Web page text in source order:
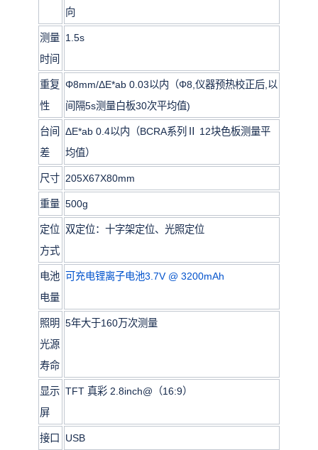
向
测量
时间
1.5s
重复
性
Φ8mm/ΔE*ab 0.03以内（Φ8,仪器预热校正后,以
间隔5s测量白板30次平均值)
台间
差
ΔE*ab 0.4以内（BCRA系列Ⅱ 12块色板测量平
均值）
尺寸 205X67X80mm
重量 500g
定位
方式
双定位：十字架定位、光照定位
电池
电量
可充电锂离子电池3.7V @ 3200mAh
照明
光源
寿命
5年大于160万次测量
显示
屏
TFT 真彩 2.8inch@（16:9）
接口 USB